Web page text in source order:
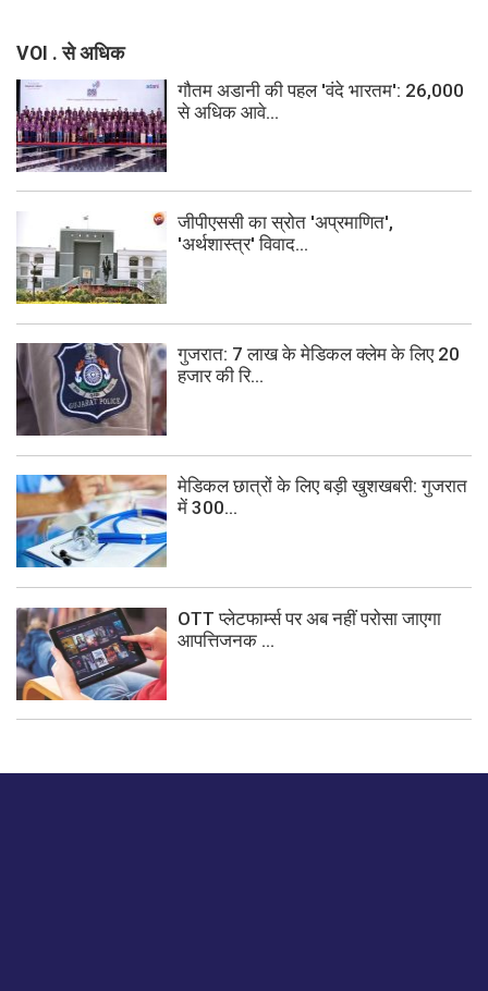
VOI . से अधिक
गौतम अडानी की पहल 'वंदे भारतम': 26,000
से अधिक आवे...
जीपीएससी का स्रोत 'अप्रमाणित',
'अर्थशास्त्र' विवाद...
गुजरात: 7 लाख के मेडिकल क्लेम के लिए 20
हजार की रि...
मेडिकल छात्रों के लिए बड़ी खुशखबरी: गुजरात
में 300...
OTT प्लेटफार्म्स पर अब नहीं परोसा जाएगा
आपत्तिजनक ...